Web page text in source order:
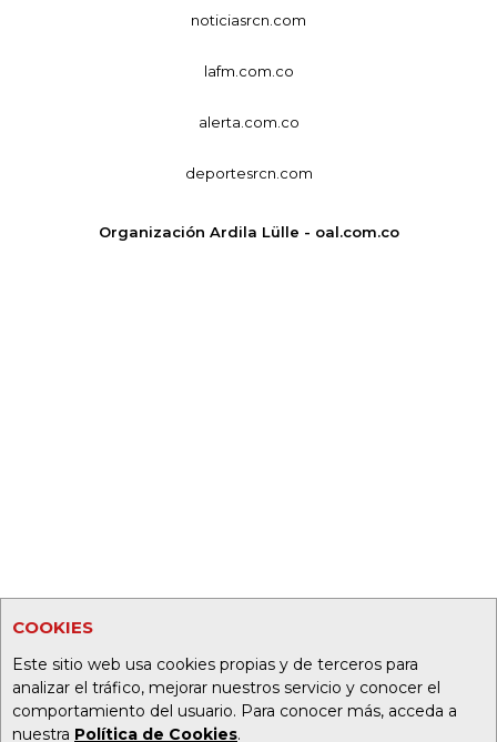
COOKIES
Este sitio web usa cookies propias y de terceros para
analizar el tráfico, mejorar nuestros servicio y conocer el
comportamiento del usuario. Para conocer más, acceda a
nuestra Política de Cookies.
noticiasrcn.com
lafm.com.co
alerta.com.co
deportesrcn.com
Organización Ardila Lülle - oal.com.co